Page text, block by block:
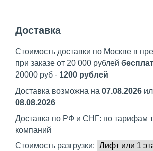
Доставка
Стоимость доставки по Москве в
при заказе от 20 000 рублей
20000 руб - 1200 рублей
Доставка возможна на 07.08.2026
08.08.2026
Доставка по РФ и СНГ: по тарифам
компаний
Стоимость разгрузки: